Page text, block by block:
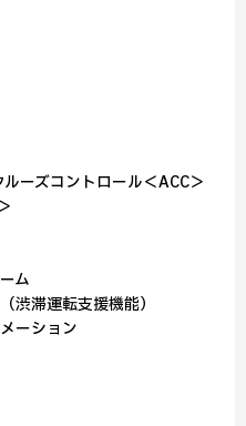
ーズコントロール＜ACC＞
ム
渋滞運転支援機能）
ーション